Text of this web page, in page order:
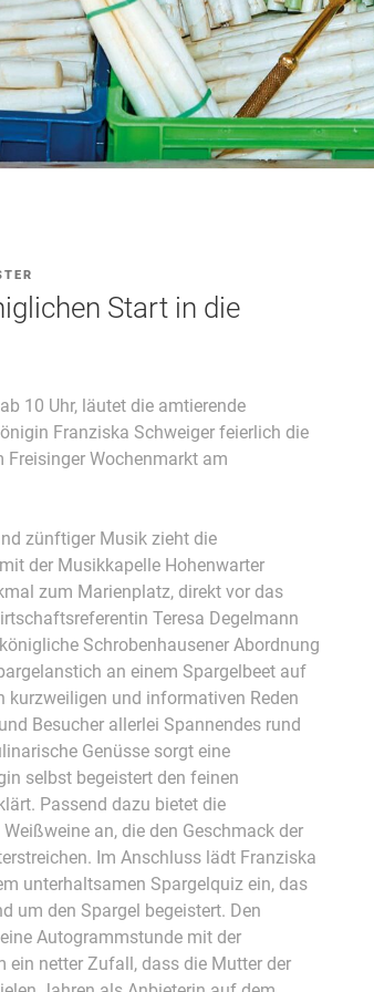
Start in die
10 Uhr, läutet die amtierende
Franziska Schweiger feierlich die
Wochenmarkt am
zünftiger Musik zieht die
der Musikkapelle Hohenwarter
zum Marienplatz, direkt vor das
Teresa Degelmann
Schrobenhausener Abordnung
an einem Spargelbeet auf
kurzweiligen und informativen Reden
Besucher allerlei Spannendes rund
Genüsse sorgt eine
selbst begeistert den feinen
Passend dazu bietet die
an, die den Geschmack der
Im Anschluss lädt Franziska
unterhaltsamen Spargelquiz ein, das
um den Spargel begeistert. Den
Autogrammstunde mit der
ein netter Zufall, dass die Mutter der